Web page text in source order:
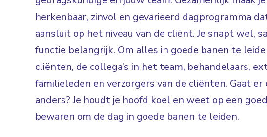
herkenbaar, zinvol en gevarieerd dagprogramma
aansluit op het niveau van de cliënt. Je snapt wel,
functie belangrijk. Om alles in goede banen te
cliënten, de collega’s in het team, behandelaars,
familieleden en verzorgers van de cliënten. Gaat er
anders? Je houdt je hoofd koel en weet op een
bewaren om de dag in goede banen te leiden.